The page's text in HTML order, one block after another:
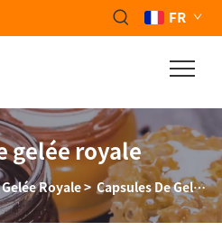
FR
gelée royale
Gelée Royale> Capsules De Gelée Royale